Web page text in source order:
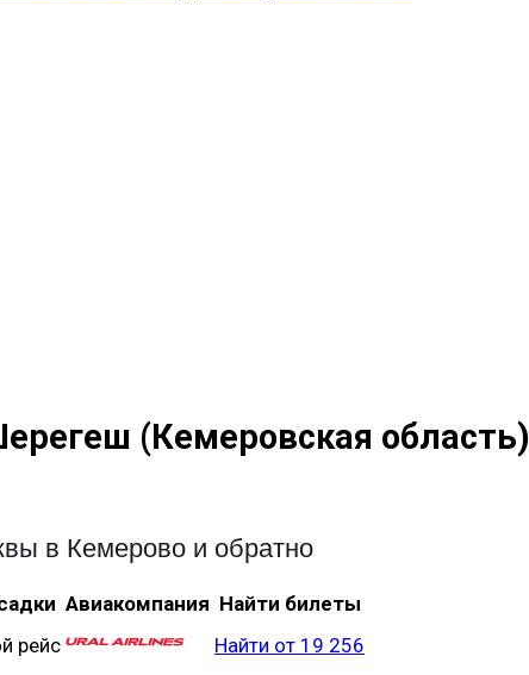
(Кемеровская область)
в Кемерово и обратно
Авиакомпания Найти билеты
рейс Найти от 19 256